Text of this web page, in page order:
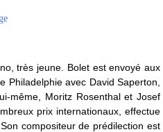
très jeune. Bolet est envoyé aux
Philadelphie avec David Saperton,
même, Moritz Rosenthal et Josef
prix internationaux, effectue
compositeur de prédilection est